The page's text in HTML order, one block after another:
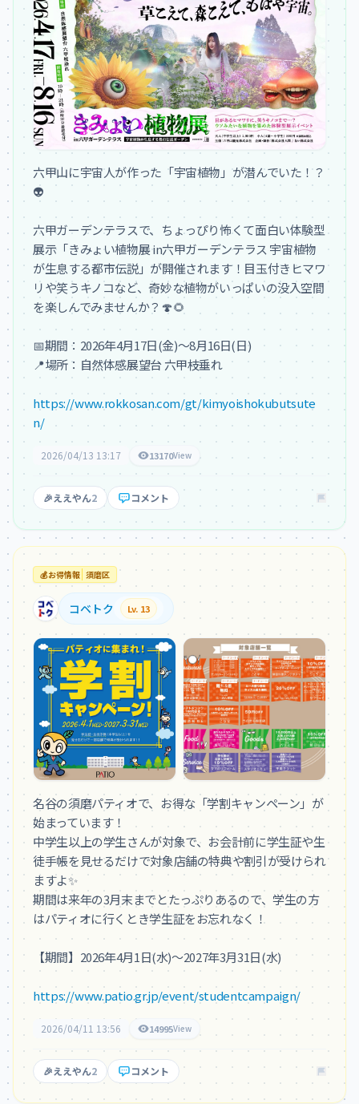
六甲山に宇宙人が作った「宇宙植物」が潜んでいた！？
👽
六甲ガーデンテラスで、ちょっぴり怖くて面白い体験型
展示「きみょい植物展 in六甲ガーデンテラス 宇宙植物
が生息する都市伝説」が開催されます！目玉付きヒマワ
リや笑うキノコなど、奇妙な植物がいっぱいの没入空間
を楽しんでみませんか？🍄🌻
📅期間：2026年4月17日(金)～8月16日(日)
📍場所：自然体感展望台 六甲枝垂れ
https://www.rokkosan.com/gt/kimyoishokubutsute
n/
2026/04/13 13:17 13170View
🎉ええやん2 コメント
💰お得情報 須磨区
コベトク Lv. 13
名谷の須磨パティオで、お得な「学割キャンペーン」が
始まっています！
中学生以上の学生さんが対象で、お会計前に学生証や生
徒手帳を見せるだけで対象店舗の特典や割引が受けられ
ますよ✨
期間は来年の3月末までとたっぷりあるので、学生の方
はパティオに行くとき学生証をお忘れなく！
【期間】2026年4月1日(水)～2027年3月31日(水)
https://www.patio.gr.jp/event/studentcampaign/
2026/04/11 13:56 14995View
🎉ええやん2 コメント